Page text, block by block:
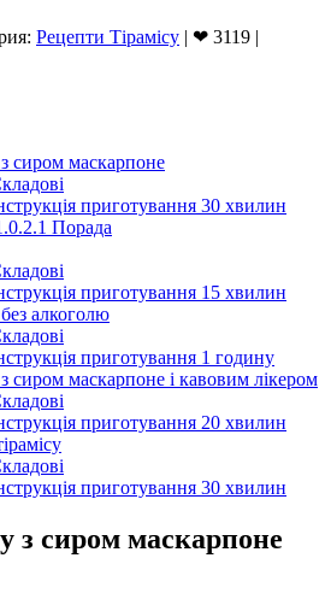
Рецепти Тірамісу | ❤ 3119 |
сиром маскарпоне
приготування 30 хвилин
Порада
приготування 15 хвилин
алкоголю
приготування 1 годину
з сиром маскарпоне і кавовим лікером
приготування 20 хвилин
приготування 30 хвилин
з сиром маскарпоне